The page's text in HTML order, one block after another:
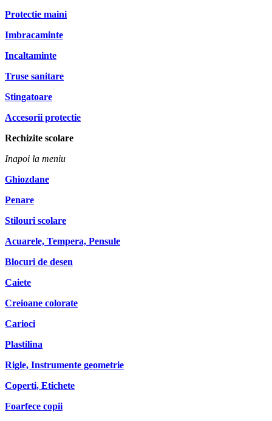
Protectie maini
Imbracaminte
Incaltaminte
Truse sanitare
Stingatoare
Accesorii protectie
Rechizite scolare
Inapoi la meniu
Ghiozdane
Penare
Stilouri scolare
Acuarele, Tempera, Pensule
Blocuri de desen
Caiete
Creioane colorate
Carioci
Plastilina
Rigle, Instrumente geometrie
Coperti, Etichete
Foarfece copii